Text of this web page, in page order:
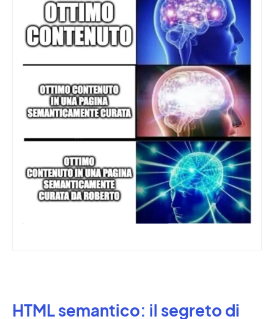
HTML semantico: il segreto di